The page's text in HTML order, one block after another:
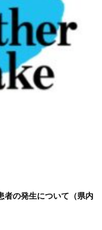
者の発生について（県内